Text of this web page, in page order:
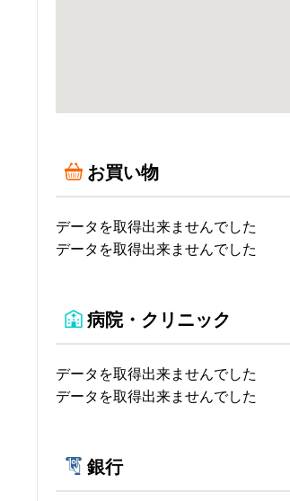
お買い物
データを取得出来ませんでした
データを取得出来ませんでした
病院・クリニック
データを取得出来ませんでした
データを取得出来ませんでした
銀行